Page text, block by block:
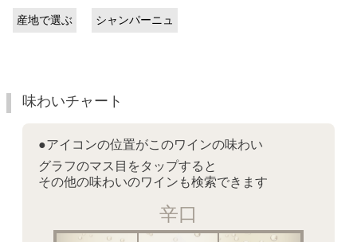
産地で選ぶ シャンパーニュ
味わいチャート
●アイコンの位置がこのワインの味わい
グラフのマス目をタップすると
その他の味わいのワインも検索できます
辛口